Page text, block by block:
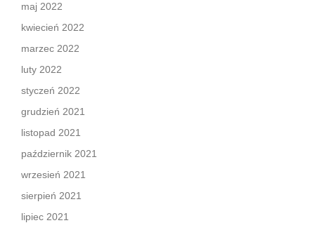
maj 2022
kwiecień 2022
marzec 2022
luty 2022
styczeń 2022
grudzień 2021
listopad 2021
październik 2021
wrzesień 2021
sierpień 2021
lipiec 2021